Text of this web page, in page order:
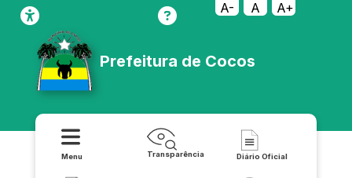
A- A A+
Prefeitura de Cocos
Menu Transparência Diário Oficial